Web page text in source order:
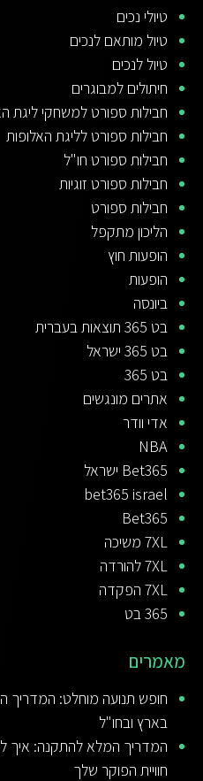
טיולי נכים
טיול מותאם לנכים
טיול לנכים
חיתולים למבוגרים
חבילות ספורט למשחקי ליגת
חבילות ספורט לליגת האלופות
חבילות ספורט חו"ל
חבילות ספורט זוגיות
חבילות ספורט
הליכון מתקפל
הופעות חוץ
הופעות
ביונסה
בט 365 תוצאות בעברית
בט 365 ישראל
בט 365
אתרים מונגשים
אדי וודר
NBA
Bet365 ישראל
bet365 israel
Bet365
7XL משיכה
7XL להורדה
7XL הפקדה
365 בט
מאמרים
חופש תנועה מוחלט: המדריך
בארץ ובחו"ל
חוויית הפוקר שלך